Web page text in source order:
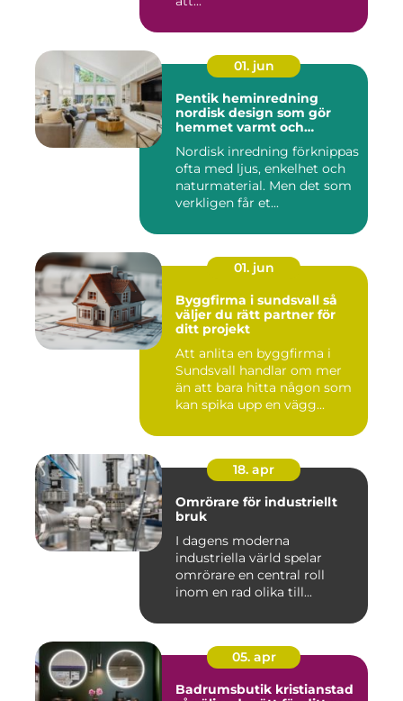
01. jun
Pentik heminredning
nordisk design som gör
hemmet varmt och
Nordisk inredning förknippas
ofta med ljus, enkelhet och
naturmaterial. Men det som
verkligen får et...
01. jun
Byggfirma i sundsvall så
väljer du rätt partner för
ditt projekt
Att anlita en byggfirma i
Sundsvall handlar om mer
än att bara hitta någon som
kan spika upp en vägg...
18. apr
Omrörare för industriellt
bruk
I dagens moderna
industriella värld spelar
omrörare en central roll
inom en rad olika till...
05. apr
Badrumsbutik kristianstad